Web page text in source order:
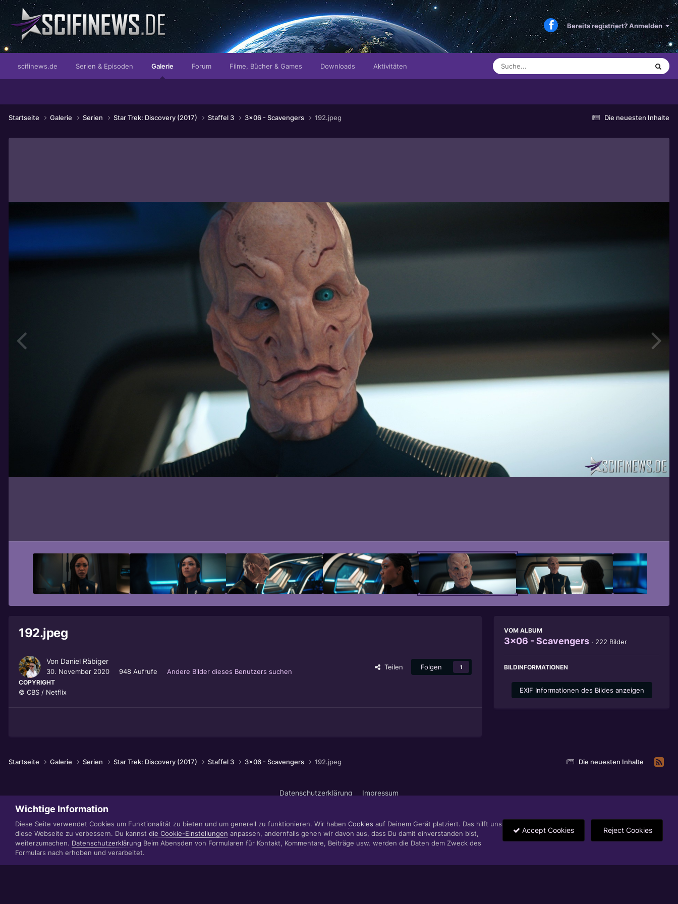
Bereits registriert? Anmelden
scifinews.de Serien & Episoden Galerie Forum Filme, Bücher & Games Downloads Aktivitäten
Die neuesten Inhalte
Startseite Galerie Serien Star Trek: Discovery (2017) Staffel 3 3x06 - Scavengers 192.jpeg
192.jpeg
Von Daniel Räbiger
30. November 2020 948 Aufrufe Andere Bilder dieses Benutzers suchen
Teilen Folgen 1
COPYRIGHT
© CBS / Netflix
VOM ALBUM
3x06 - Scavengers · 222 Bilder
BILDINFORMATIONEN
EXIF Informationen des Bildes anzeigen
Die neuesten Inhalte
Startseite Galerie Serien Star Trek: Discovery (2017) Staffel 3 3x06 - Scavengers 192.jpeg
Datenschutzerklärung Impressum
Powered by Invision Community
Wichtige Information
Diese Seite verwendet Cookies um Funktionalität zu bieten und um generell zu funktionieren. Wir haben Cookies auf Deinem Gerät platziert. Das hilft uns
diese Webseite zu verbessern. Du kannst die Cookie-Einstellungen anpassen, andernfalls gehen wir davon aus, dass Du damit einverstanden bist,
weiterzumachen. Datenschutzerklärung Beim Abensden von Formularen für Kontakt, Kommentare, Beiträge usw. werden die Daten dem Zweck des
Formulars nach erhoben und verarbeitet.
Accept Cookies Reject Cookies